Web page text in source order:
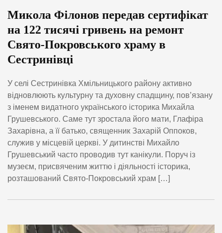
Микола Філонов передав сертифікат
на 122 тисячі гривень на ремонт
Свято-Покровського храму в
Сестринівці
У селі Сестринівка Хмільницького району активно
відновлюють культурну та духовну спадщину, пов’язану
з іменем видатного українського історика Михайла
Грушевського. Саме тут зростала його мати, Глафіра
Захарівна, а її батько, священник Захарій Оппоков,
служив у місцевій церкві. У дитинстві Михайло
Грушевський часто проводив тут канікули. Поруч із
музеєм, присвяченим життю і діяльності історика,
розташований Свято-Покровський храм […]